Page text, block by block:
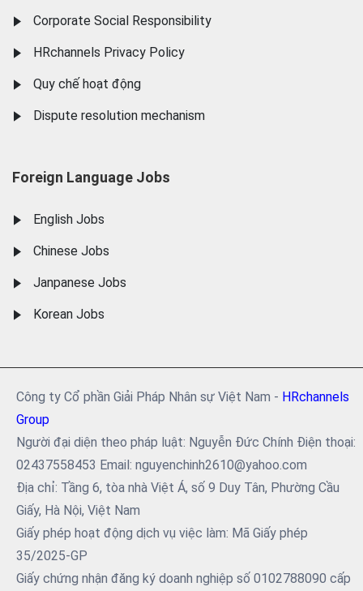
Corporate Social Responsibility
HRchannels Privacy Policy
Quy chế hoạt động
Dispute resolution mechanism
Foreign Language Jobs
English Jobs
Chinese Jobs
Janpanese Jobs
Korean Jobs
Công ty Cổ phần Giải Pháp Nhân sự Việt Nam - HRchannels
Group
Người đại diện theo pháp luật: Nguyễn Đức Chính Điện thoại:
02437558453 Email: nguyenchinh2610@yahoo.com
Địa chỉ: Tầng 6, tòa nhà Việt Á, số 9 Duy Tân, Phường Cầu
Giấy, Hà Nội, Việt Nam
Giấy phép hoạt động dịch vụ việc làm: Mã Giấy phép
35/2025-GP
Giấy chứng nhận đăng ký doanh nghiệp số 0102788090 cấp